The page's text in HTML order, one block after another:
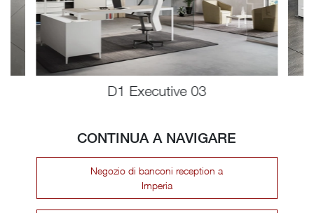
D1 Executive 03
CONTINUA A NAVIGARE
Negozio di banconi reception a
Imperia